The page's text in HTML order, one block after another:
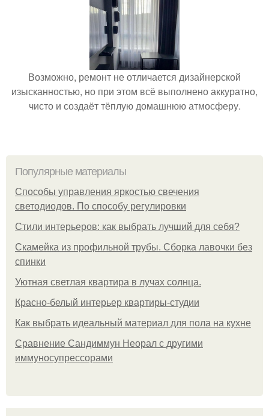
Возможно, ремонт не отличается дизайнерской
изысканностью, но при этом всё выполнено аккуратно,
чисто и создаёт тёплую домашнюю атмосферу.
Популярные материалы
Способы управления яркостью свечения
светодиодов. По способу регулировки
Стили интерьеров: как выбрать лучший для себя?
Скамейка из профильной трубы. Сборка лавочки без
спинки
Уютная светлая квартира в лучах солнца.
Красно-белый интерьер квартиры-студии
Как выбрать идеальный материал для пола на кухне
Сравнение Сандиммун Неорал с другими
иммуносупрессорами